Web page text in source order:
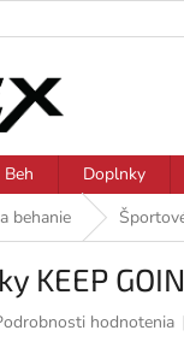
Beh Doplnky
behanie
KEEP
hodnotenia